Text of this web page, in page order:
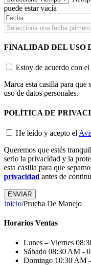
puede estar vacía
FINALIDAD DEL USO
Estoy de acuerdo con
Marca esta casilla para que
uso de datos personales.
POLÍTICA DE
He leído y acepto el
Queremos que estés
serio la privacidad y la
esta casilla para que
privacidad antes de
ENVIAR
Inicio/Prueba De Manejo
Horarios Ventas
Lunes – Viernes
Sábado 08:30 AM -
Domingo 10:30 AM